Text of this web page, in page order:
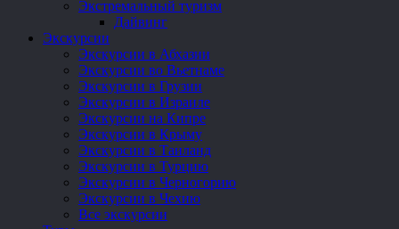
Экстремальный туризм
Дайвинг
Экскурсии
Экскурсии в Абхазии
Экскурсии во Вьетнаме
Экскурсии в Грузии
Экскурсии в Израиле
Экскурсии на Кипре
Экскурсии в Крыму
Экскурсии в Таиланд
Экскурсии в Турцию
Экскурсии в Черногорию
Экскурсии в Чехию
Все экскурсии